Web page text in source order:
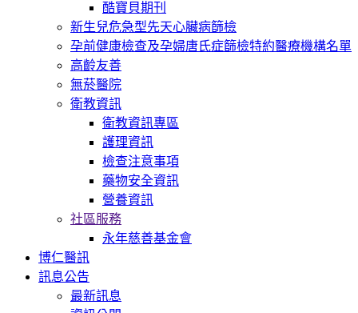
酷寶貝期刊
新生兒危急型先天心臟病篩檢
孕前健康檢查及孕婦唐氏症篩檢特約醫療機構名單
高齡友善
無菸醫院
衛教資訊
衛教資訊專區
護理資訊
檢查注意事項
藥物安全資訊
營養資訊
社區服務
永年慈善基金會
博仁醫訊
訊息公告
最新訊息